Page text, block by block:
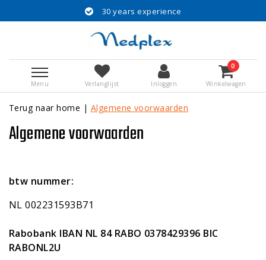
30 years experience
Menu Verlanglijst Inloggen
0
Winkelwagen
Terug naar home | Algemene voorwaarden
Algemene voorwaarden
btw nummer:
NL 002231593B71
Rabobank IBAN NL 84 RABO 0378429396 BIC
RABONL2U